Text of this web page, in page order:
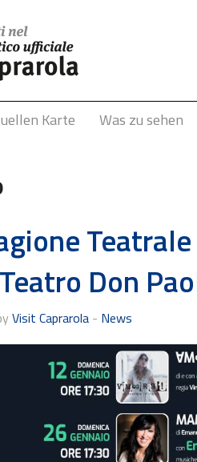
Karte Was zu sehen
Don
Visit Caprarola- News